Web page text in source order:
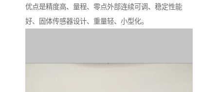
优点是精度高、量程、零点外部连续可调、稳定性能
好、固体传感器设计、重量轻、小型化。